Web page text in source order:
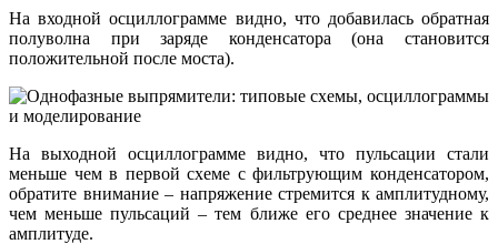
На входной осциллограмме видно, что добавилась обратная
полуволна при заряде конденсатора (она становится
положительной после моста).
На выходной осциллограмме видно, что пульсации стали
меньше чем в первой схеме с фильтрующим конденсатором,
обратите внимание – напряжение стремится к амплитудному,
чем меньше пульсаций – тем ближе его среднее значение к
амплитуде.